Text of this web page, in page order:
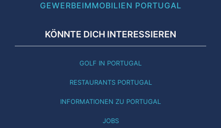
GEWERBEIMMOBILIEN PORTUGAL
KÖNNTE DICH INTERESSIEREN
GOLF IN PORTUGAL
RESTAURANTS PORTUGAL
INFORMATIONEN ZU PORTUGAL
JOBS